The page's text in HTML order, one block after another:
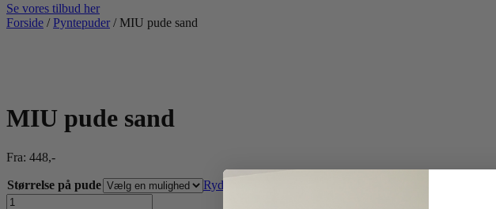
Se vores tilbud her
Forside /Pyntepuder / MIU pude sand
MIU pude sand
Fra: 448,-
Størrelse på pude
Ryd
MIU